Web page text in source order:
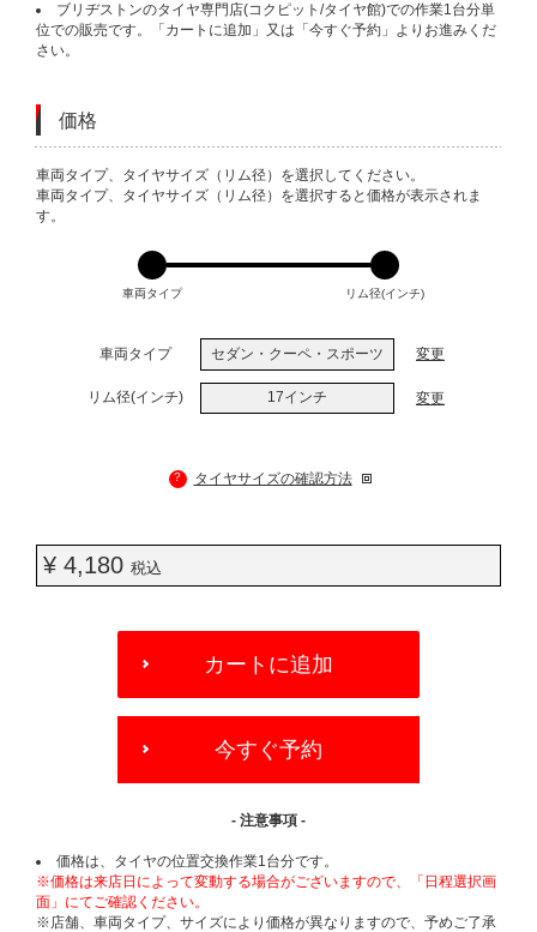
ブリヂストンのタイヤ専門店(コクピット/タイヤ館)での作業1台分単
位での販売です。「カートに追加」又は「今すぐ予約」よりお進みくだ
さい。
価格
VARIATIONS
車両タイプ、タイヤサイズ（リム径）を選択してください。
車両タイプ、タイヤサイズ（リム径）を選択すると価格が表示されま
す。
車両タイプ リム径(インチ)
車両タイプ セダン・クーペ・スポーツ 変更
リム径(インチ) 17インチ 変更
? タイヤサイズの確認方法
¥ 4,180 税込
OPTIONS
カートに追加
今すぐ予約
- 注意事項 -
価格は、タイヤの位置交換作業1台分です。
※価格は来店日によって変動する場合がございますので、「日程選択画
面」にてご確認ください。
※店舗、車両タイプ、サイズにより価格が異なりますので、予めご了承